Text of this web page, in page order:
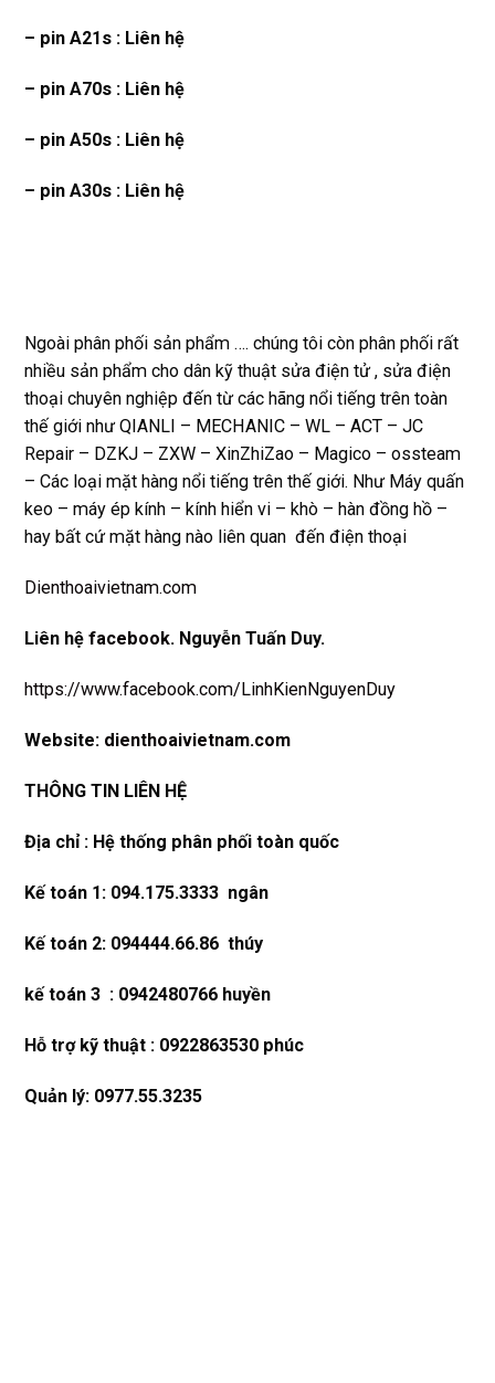
– pin A21s : Liên hệ
– pin A70s : Liên hệ
– pin A50s : Liên hệ
– pin A30s : Liên hệ
Ngoài phân phối sản phẩm …. chúng tôi còn phân phối rất
nhiều sản phẩm cho dân kỹ thuật sửa điện tử , sửa điện
thoại chuyên nghiệp đến từ các hãng nổi tiếng trên toàn
thế giới như QIANLI – MECHANIC – WL – ACT – JC
Repair – DZKJ – ZXW – XinZhiZao – Magico – ossteam
– Các loại mặt hàng nổi tiếng trên thế giới. Như Máy quấn
keo – máy ép kính – kính hiển vi – khò – hàn đồng hồ –
hay bất cứ mặt hàng nào liên quan đến điện thoại
Dienthoaivietnam.com
Liên hệ facebook. Nguyễn Tuấn Duy.
https://www.facebook.com/LinhKienNguyenDuy
Website: dienthoaivietnam.com
THÔNG TIN LIÊN HỆ
Địa chỉ : Hệ thống phân phối toàn quốc
Kế toán 1: 094.175.3333 ngân
Kế toán 2: 094444.66.86 thúy
kế toán 3 : 0942480766 huyền
Hỗ trợ kỹ thuật : 0922863530 phúc
Quản lý: 0977.55.3235